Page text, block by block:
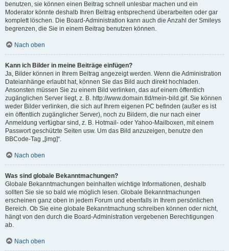
benutzen, sie können einen Beitrag schnell unlesbar machen und ein
Moderator könnte deshalb Ihren Beitrag entsprechend überarbeiten oder gar
komplett löschen. Die Board-Administration kann auch die Anzahl der Smileys
begrenzen, die Sie in einem Beitrag benutzen können.
Nach oben
Kann ich Bilder in meine Beiträge einfügen?
Ja, Bilder können in Ihrem Beitrag angezeigt werden. Wenn die Administration
Dateianhänge erlaubt hat, können Sie das Bild auch direkt hochladen.
Ansonsten müssen Sie zu einem Bild verlinken, das auf einem öffentlich
zugänglichen Server liegt, z. B. http://www.domain.tld/mein-bild.gif. Sie können
weder Bilder verlinken, die sich auf Ihrem eigenen PC befinden (außer es ist
ein öffentlich zugänglicher Server), noch zu Bildern, die nur nach einer
Anmeldung verfügbar sind, z. B. Hotmail- oder Yahoo-Mailboxen, mit einem
Passwort geschützte Seiten usw. Um das Bild anzuzeigen, benutze den
BBCode-Tag „[img]“.
Nach oben
Was sind globale Bekanntmachungen?
Globale Bekanntmachungen beinhalten wichtige Informationen, deshalb
sollten Sie sie so bald wie möglich lesen. Globale Bekanntmachungen
erscheinen ganz oben in jedem Forum und ebenfalls in Ihrem persönlichen
Bereich. Ob Sie eine globale Bekanntmachung schreiben können oder nicht,
hängt von den durch die Board-Administration vergebenen Berechtigungen
ab.
Nach oben